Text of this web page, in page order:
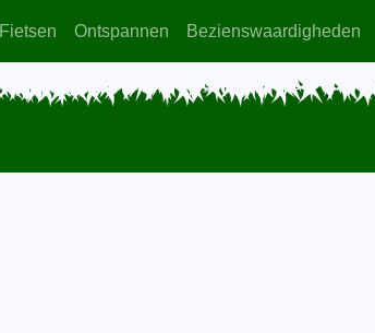
Fietsen Ontspannen Bezienswaardigheden